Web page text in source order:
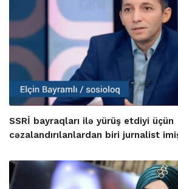
SSRİ bayraqları ilə yürüş etdiyi üçün
cəzalandırılanlardan biri jurnalist